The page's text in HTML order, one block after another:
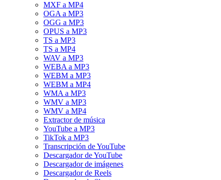
MXF a MP4
OGA a MP3
OGG a MP3
OPUS a MP3
TS a MP3
TS a MP4
WAV a MP3
WEBA a MP3
WEBM a MP3
WEBM a MP4
WMA a MP3
WMV a MP3
WMV a MP4
Extractor de música
YouTube a MP3
TikTok a MP3
Transcripción de YouTube
Descargador de YouTube
Descargador de imágenes
Descargador de Reels